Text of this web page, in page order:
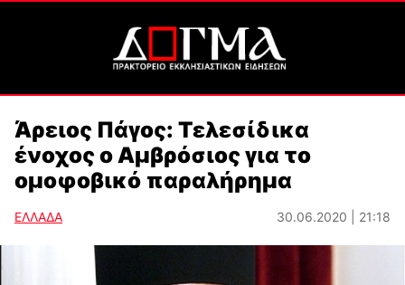
Άρειος Πάγος: Τελεσίδικα
ένοχος ο Αμβρόσιος για το
ομοφοβικό παραλήρημα
ΕΛΛΑΔΑ 30.06.2020 | 21:18